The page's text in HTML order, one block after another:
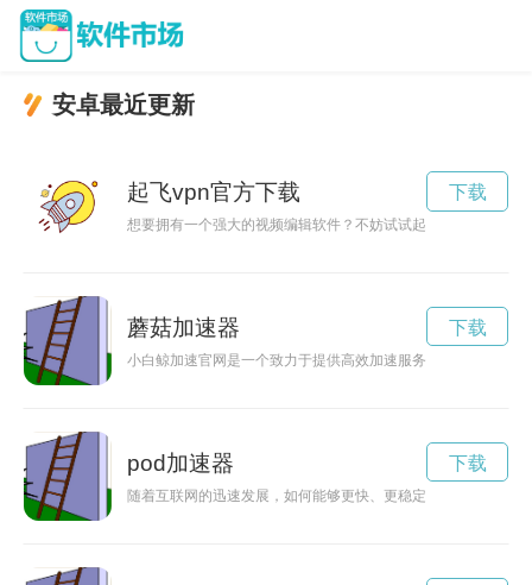
安卓最近更新
起飞vpn官方下载
想要拥有一个强大的视频编辑软件？不妨试试起飞VP！在官网
下载
蘑菇加速器
小白鲸加速官网是一个致力于提供高效加速服务的网站，为用
下载
pod加速器
随着互联网的迅速发展，如何能够更快、更稳定地访问网站成
下载